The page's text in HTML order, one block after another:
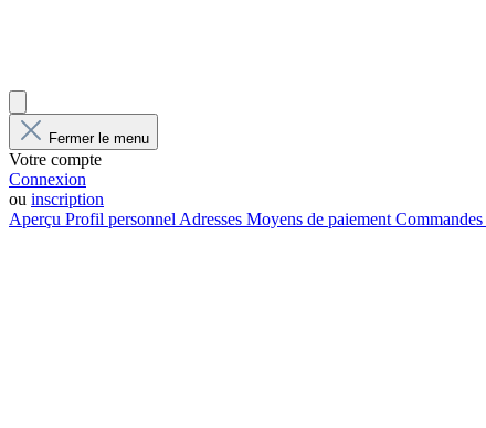
Fermer le menu
Votre compte
Connexion
ou inscription
Aperçu Profil personnelAdresses Moyens de paiementCommandes